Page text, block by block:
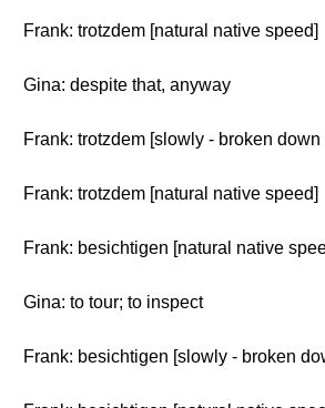
Frank: trotzdem [natural native speed]
Gina: despite that, anyway
Frank: trotzdem [slowly - broken
Frank: trotzdem [natural native speed]
Frank: besichtigen [natural native
Gina: to tour; to inspect
Frank: besichtigen [slowly - broken